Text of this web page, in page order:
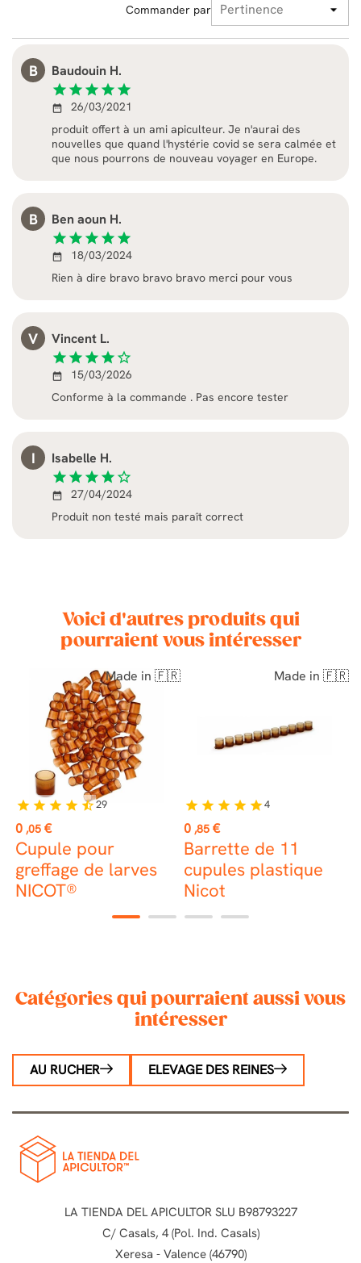
Commander par
B Baudouin H.
star star star star star
date_range
26/03/2021
produit offert à un ami apiculteur. Je n'aurai des
nouvelles que quand l'hystérie covid se sera calmée et
que nous pourrons de nouveau voyager en Europe.
B Ben aoun H.
star star star star star
date_range
18/03/2024
Rien à dire bravo bravo bravo merci pour vous
V Vincent L.
star star star star star_border
date_range
15/03/2026
Conforme à la commande . Pas encore tester
I Isabelle H.
star star star star star_border
date_range
27/04/2024
Produit non testé mais paraît correct
Voici d'autres produits qui
pourraient vous intéresser
Made in 🇫🇷
Prix
0 ,05 €
Cupule pour
greffage de larves
NICOT®
star star star star star_half29
Made in 🇫🇷
Prix
0 ,85 €
Barrette de 11
cupules plastique
Nicot
star star star star star4
1 2 3 4
Catégories qui pourraient aussi vous
intéresser
AU RUCHER ELEVAGE DES REINES
LA TIENDA DEL APICULTOR SLU B98793227
C/ Casals, 4 (Pol. Ind. Casals)
Xeresa - Valence (46790)